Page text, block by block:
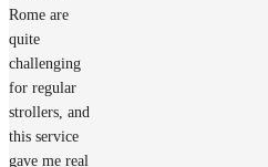
Rome are
quite
challenging
for regular
strollers, and
this service
gave me real